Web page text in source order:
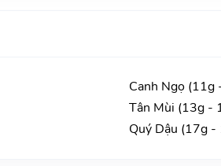
Canh Ngọ (11g
Tân Mùi (13g -
Quý Dậu (17g -